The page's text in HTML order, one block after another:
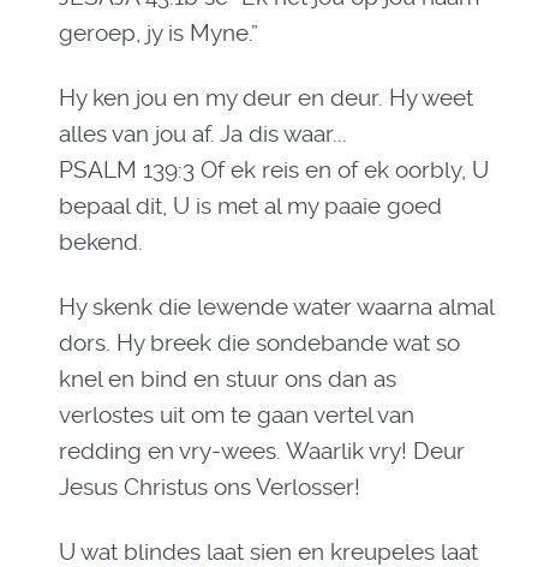
geroep, jy is Myne.”
Hy ken jou en my deur en deur. Hy weet
alles van jou af. Ja dis waar...
PSALM 139:3 Of ek reis en of ek oorbly, U
bepaal dit, U is met al my paaie goed
bekend.
Hy skenk die lewende water waarna almal
dors. Hy breek die sondebande wat so
knel en bind en stuur ons dan as
verlostes uit om te gaan vertel van
redding en vry-wees. Waarlik vry! Deur
Jesus Christus ons Verlosser!
U wat blindes laat sien en kreupeles laat